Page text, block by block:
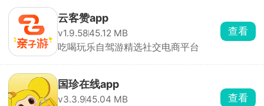
云客赞app
v1.9.5845.12 MB
吃喝玩乐自驾游精选社交电商平台
查看
国珍在线app
v3.3.945.04 MB
查看